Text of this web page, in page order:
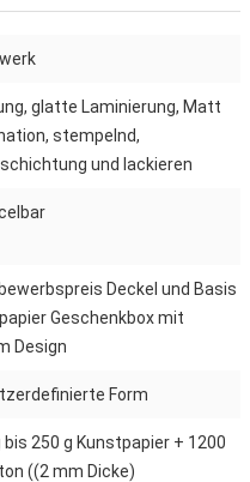
glatte Laminierung, Matt
stempelnd,
und lackieren
Deckel und Basis
Geschenkbox mit
Design
Form
bis 250 g Kunstpapier + 1200
((2 mm Dicke)